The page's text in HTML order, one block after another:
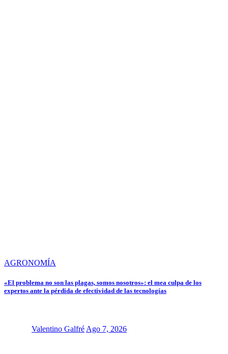
AGRONOMÍA
«El problema no son las plagas, somos nosotros»: el mea culpa de los
expertos ante la pérdida de efectividad de las tecnologías
Valentino Galfré Ago 7, 2026